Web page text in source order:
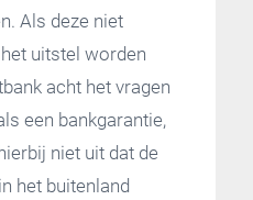
Als deze niet
uitstel worden
acht het vragen
een bankgarantie,
niet uit dat de
het buitenland